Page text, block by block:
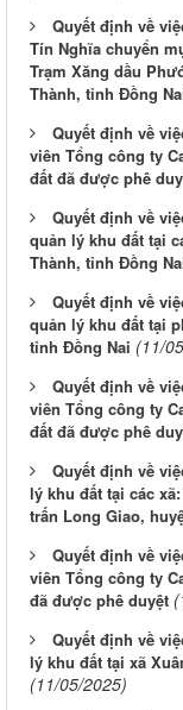
Quyết định về
Tín Nghĩa chuyển
Trạm Xăng dầu
Thành, tỉnh Đồng
Quyết định về
viên Tổng công ty
đất đã được phê
Quyết định về
quản lý khu đất tại
Thành, tỉnh Đồng
Quyết định về
quản lý khu đất tại
tỉnh Đồng Nai (11/
Quyết định về
viên Tổng công ty
đất đã được phê
Quyết định về
lý khu đất tại các
trấn Long Giao,
Quyết định về
viên Tổng công ty
đã được phê duyệt
Quyết định về
lý khu đất tại xã
(11/05/2025)